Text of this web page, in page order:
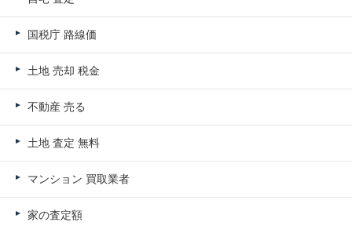
国税庁 路線価
土地 売却 税金
不動産 売る
土地 査定 無料
マンション 買取業者
家の査定額